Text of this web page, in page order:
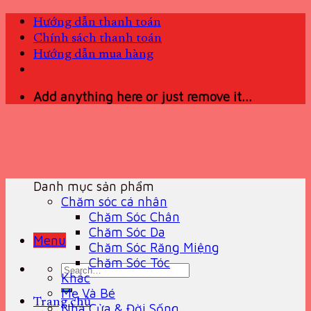
Skip
content
Hướng dẫn thanh toán
Chính sách thanh toán
Hướng dẫn mua hàng
Add anything here or just remove it...
Menu
Search
for:
Trang chủ
Danh mục sản phẩm
Chăm sóc cá nhân
Chăm Sóc Chân
Chăm Sóc Da
Chăm Sóc Răng Miệng
Chăm Sóc Tóc
Khác
Mẹ Và Bé